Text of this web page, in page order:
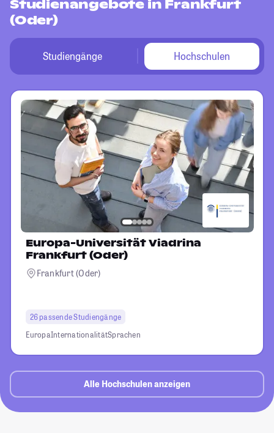
Studienangebote in Frankfurt
(Oder)
Studiengänge Hochschulen
Europa-Universität Viadrina
Frankfurt (Oder)
Frankfurt (Oder)
26 passende Studiengänge
EuropaInternationalitätSprachen
Alle Hochschulen anzeigen